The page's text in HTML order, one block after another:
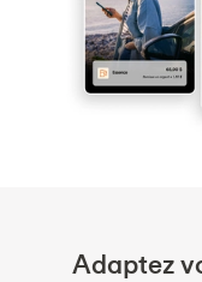
Adaptez